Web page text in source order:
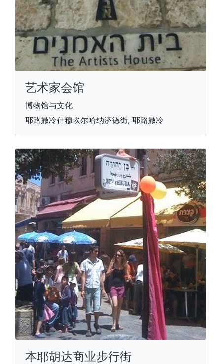
艺术家会馆
博物馆与文化
耶路撒冷什穆埃尔哈纳济德街, 耶路撒冷
本耶胡达商业步行街